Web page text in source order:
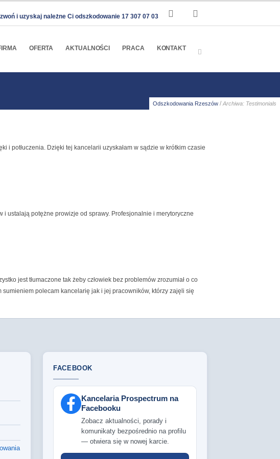
i uzyskaj należne Ci odszkodowanie 17 307 07 03
OFERTA AKTUALNOŚCI PRACA KONTAKT
Odszkodowania Rzeszów /Archiwa: Testimonials
i potłuczenia. Dzięki tej kancelarii uzyskałam w sądzie w krótkim czasie
ustalają potężne prowizje od sprawy. Profesjonalnie i merytoryczne
jest tłumaczone tak żeby człowiek bez problemów zrozumiał o co
polecam kancelarię jak i jej pracowników, którzy zajęli się
FACEBOOK
Kancelaria Prospectrum na
Facebooku
Zobacz aktualności, porady i
komunikaty bezpośrednio na profilu
— otwiera się w nowej karcie.